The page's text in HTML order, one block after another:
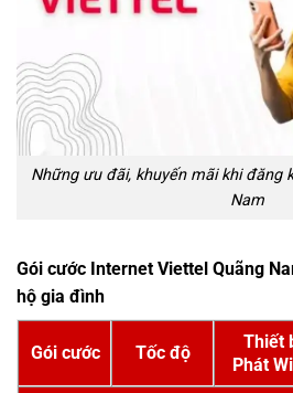
Những ưu đãi, khuyến mãi khi đăng
Nam
Gói cước Internet Viettel Quãng
hộ gia đình
Gói cước Tốc độ
Thiết
Phát